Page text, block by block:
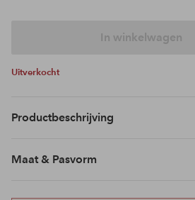
In winkelwagen
Uitverkocht
Productbeschrijving
Maat & Pasvorm